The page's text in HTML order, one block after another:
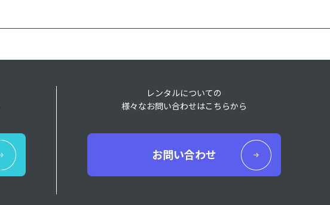
レンタルについての
様々なお問い合わせはこちらから
お問い合わせ